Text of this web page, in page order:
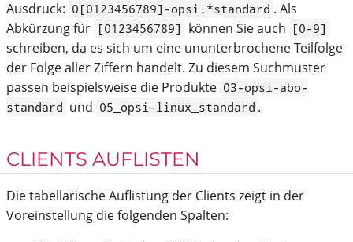
Ausdruck: 0[0123456789]-opsi.*standard . Als
Abkürzung für [0123456789] können Sie auch [0-9]
schreiben, da es sich um eine ununterbrochene Teilfolge
der Folge aller Ziffern handelt. Zu diesem Suchmuster
passen beispielsweise die Produkte 03-opsi-abo-
standard und 05_opsi-linux_standard .
CLIENTS AUFLISTEN
Die tabellarische Auflistung der Clients zeigt in der
Voreinstellung die folgenden Spalten: